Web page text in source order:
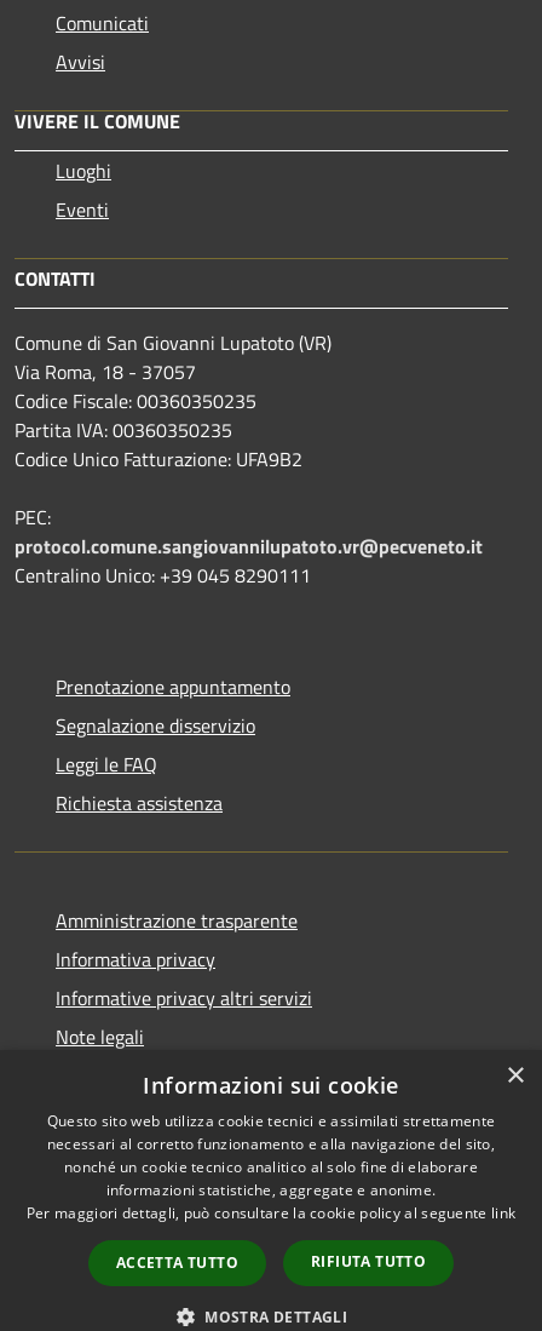
Comunicati
Avvisi
VIVERE IL COMUNE
Luoghi
Eventi
CONTATTI
Comune di San Giovanni Lupatoto (VR)
Via Roma, 18 - 37057
Codice Fiscale: 00360350235
Partita IVA: 00360350235
Codice Unico Fatturazione: UFA9B2
PEC:
protocol.comune.sangiovannilupatoto.vr@pecveneto.it
Centralino Unico: +39 045 8290111
Prenotazione appuntamento
Segnalazione disservizio
Leggi le FAQ
Richiesta assistenza
Amministrazione trasparente
Informativa privacy
Informative privacy altri servizi
Note legali
Dichiarazione di accessibilità
Accessibilità
Copyright © 2026 • Comune di
San Giovanni Lupatoto •
Powered byMunicipium
Accesso redazione
×
Informazioni sui cookie
Questo sito web utilizza cookie tecnici e assimilati strettamente
necessari al corretto funzionamento e alla navigazione del sito,
nonché un cookie tecnico analitico al solo fine di elaborare
informazioni statistiche, aggregate e anonime.
Per maggiori dettagli, può consultare la cookie policy al seguente link
ACCETTA TUTTO RIFIUTA TUTTO
MOSTRA DETTAGLI